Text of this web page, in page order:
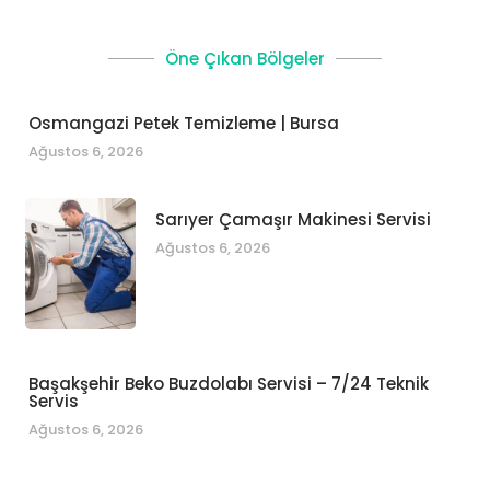
Öne Çıkan Bölgeler
Osmangazi Petek Temizleme | Bursa
Ağustos 6, 2026
Sarıyer Çamaşır Makinesi Servisi
Ağustos 6, 2026
Başakşehir Beko Buzdolabı Servisi – 7/24 Teknik
Servis
Ağustos 6, 2026